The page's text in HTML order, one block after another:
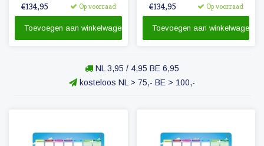
pictogrammen voor een
Herkenbaarheid van de
€134,95 Op voorraad
Toevoegen aan winkelwagen
pictogrammen voor een
Herkenbaarheid van de
€134,95 Op voorraad
Toevoegen aan winkelwagen
NL 3,95 / 4,95 BE 6,95
kosteloos NL > 75,- BE > 100,-